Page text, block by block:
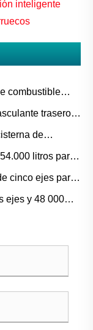
inteligente
combustible
de
trasero
pesado
de
cemento a
litros para
cinco ejes para
y construcción
ejes y 48 000